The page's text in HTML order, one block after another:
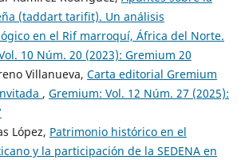
(taddart tarifit). Un análisis
en el Rif marroquí, África del Norte.
10 Núm. 20 (2023): Gremium 20
Villanueva, Carta editorial Gremium
, Gremium: Vol. 12 Núm. 27 (2025):
López, Patrimonio histórico en el
y la participación de la SEDENA en